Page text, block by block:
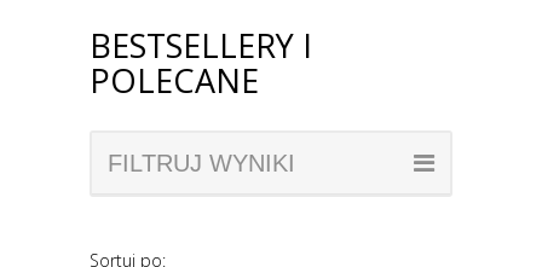
BESTSELLERY I
POLECANE
FILTRUJ WYNIKI
Sortuj po: